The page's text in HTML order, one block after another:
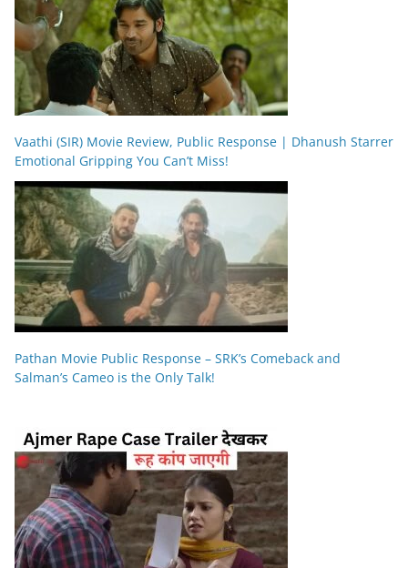
Vaathi (SIR) Movie Review, Public Response | Dhanush Starrer
Emotional Gripping You Can’t Miss!
Pathan Movie Public Response – SRK’s Comeback and
Salman’s Cameo is the Only Talk!